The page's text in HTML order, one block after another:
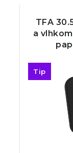
TFA
a
Tip